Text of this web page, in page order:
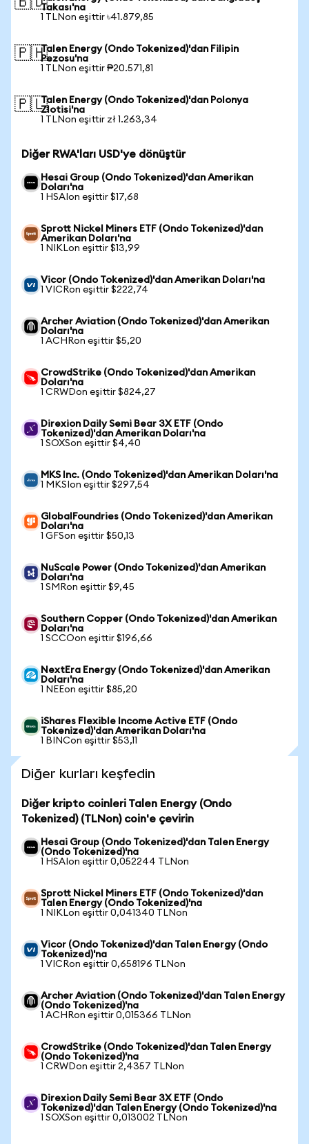
Takası'na
1 TLNon eşittir ৳41.879,85
🇵🇭Talen Energy (Ondo Tokenized)'dan Filipin
Pezosu'na
1 TLNon eşittir ₱20.571,81
🇵🇱Talen Energy (Ondo Tokenized)'dan Polonya
Zlotisi'na
1 TLNon eşittir zł 1.263,34
Diğer RWA'ları USD'ye dönüştür
Hesai Group (Ondo Tokenized)'dan Amerikan
Doları'na
1 HSAIon eşittir $17,68
Sprott Nickel Miners ETF (Ondo Tokenized)'dan
Amerikan Doları'na
1 NIKLon eşittir $13,99
Vicor (Ondo Tokenized)'dan Amerikan Doları'na
1 VICRon eşittir $222,74
Archer Aviation (Ondo Tokenized)'dan Amerikan
Doları'na
1 ACHRon eşittir $5,20
CrowdStrike (Ondo Tokenized)'dan Amerikan
Doları'na
1 CRWDon eşittir $824,27
Direxion Daily Semi Bear 3X ETF (Ondo
Tokenized)'dan Amerikan Doları'na
1 SOXSon eşittir $4,40
MKS Inc. (Ondo Tokenized)'dan Amerikan Doları'na
1 MKSIon eşittir $297,54
GlobalFoundries (Ondo Tokenized)'dan Amerikan
Doları'na
1 GFSon eşittir $50,13
NuScale Power (Ondo Tokenized)'dan Amerikan
Doları'na
1 SMRon eşittir $9,45
Southern Copper (Ondo Tokenized)'dan Amerikan
Doları'na
1 SCCOon eşittir $196,66
NextEra Energy (Ondo Tokenized)'dan Amerikan
Doları'na
1 NEEon eşittir $85,20
iShares Flexible Income Active ETF (Ondo
Tokenized)'dan Amerikan Doları'na
1 BINCon eşittir $53,11
Diğer kurları keşfedin
Diğer kripto coinleri Talen Energy (Ondo
Tokenized) (TLNon) coin'e çevirin
Hesai Group (Ondo Tokenized)'dan Talen Energy
(Ondo Tokenized)'na
1 HSAIon eşittir 0,052244 TLNon
Sprott Nickel Miners ETF (Ondo Tokenized)'dan
Talen Energy (Ondo Tokenized)'na
1 NIKLon eşittir 0,041340 TLNon
Vicor (Ondo Tokenized)'dan Talen Energy (Ondo
Tokenized)'na
1 VICRon eşittir 0,658196 TLNon
Archer Aviation (Ondo Tokenized)'dan Talen Energy
(Ondo Tokenized)'na
1 ACHRon eşittir 0,015366 TLNon
CrowdStrike (Ondo Tokenized)'dan Talen Energy
(Ondo Tokenized)'na
1 CRWDon eşittir 2,4357 TLNon
Direxion Daily Semi Bear 3X ETF (Ondo
Tokenized)'dan Talen Energy (Ondo Tokenized)'na
1 SOXSon eşittir 0,013002 TLNon